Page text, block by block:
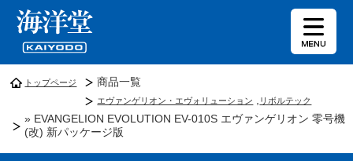
トップページ 商品一覧
エヴァンゲリオン・エヴォリューション リボルテック
» EVANGELION EVOLUTION EV-010S エヴァンゲリオン 零号機
(改) 新パッケージ版